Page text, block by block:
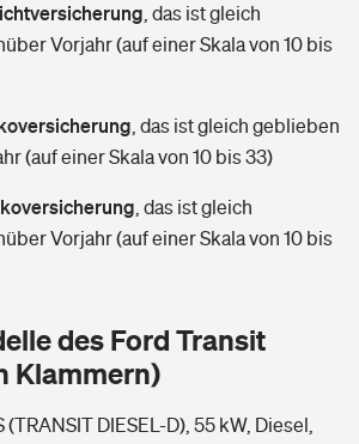
Jetzt Versicherer finden
Wie gefährdet ist Ihr Haus?
Jetzt Versicherer finden
viel Geld bekomme ich im Alter?
das ist gleich
Vorjahr (auf einer Skala von 10 bis
das ist gleich geblieben
(auf einer Skala von 10 bis 33)
das ist gleich
Vorjahr (auf einer Skala von 10 bis
des Ford Transit
Klammern)
(TRANSIT DIESEL-D), 55 kW, Diesel,